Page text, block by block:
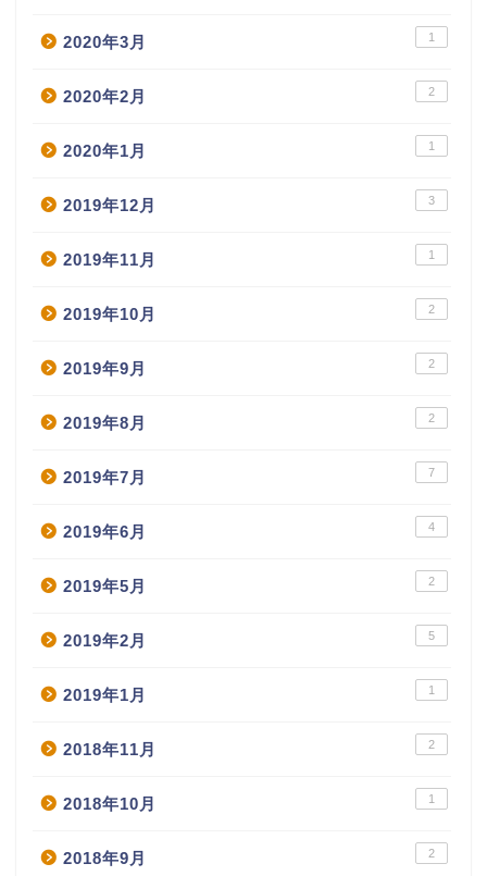
2020年3月 1
2020年2月 2
2020年1月 1
2019年12月 3
2019年11月 1
2019年10月 2
2019年9月 2
2019年8月 2
2019年7月 7
2019年6月 4
2019年5月 2
2019年2月 5
2019年1月 1
2018年11月 2
2018年10月 1
2018年9月 2